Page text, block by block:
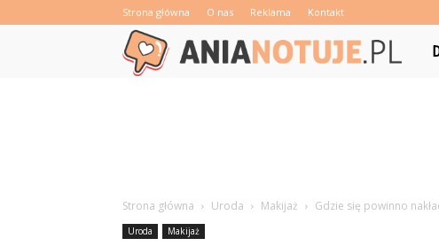
Strona główna O nas Reklama Kontakt
Strona główna Uroda Makijaż Gdzie się powinno
Uroda Makijaż